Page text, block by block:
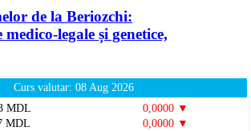
de la Beriozchi:
legale și genetice,
Curs valutar: 08 Aug 2026
MDL
0,0000 ▼
MDL
0,0000 ▼